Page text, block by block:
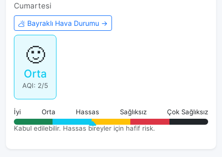
Cumartesi
Bayraklı Hava Durumu →
🙂
Orta
AQI: 2/5
İyi Orta Hassas Sağlıksız Çok Sağlıksız
Kabul edilebilir. Hassas bireyler için hafif risk.